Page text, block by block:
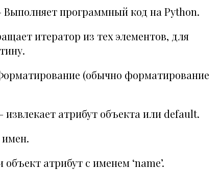
программный код на Python.
итератор из тех элементов, для
(обычно форматирование
извлекает атрибут объекта или default.
атрибут с именем ‘name’.